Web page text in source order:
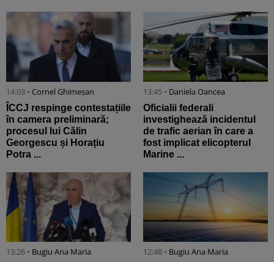
14:03 • Cornel Ghimeșan
ÎCCJ respinge contestațiile
în camera preliminară;
procesul lui Călin
Georgescu și Horațiu
Potra ...
13:45 • Daniela Oancea
Oficialii federali
investighează incidentul
de trafic aerian în care a
fost implicat elicopterul
Marine ...
13:26 • Bugiu ⁠Ana Maria 12:48 • Bugiu ⁠Ana Maria